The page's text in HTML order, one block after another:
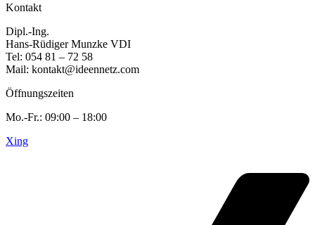
Kontakt
Dipl.-Ing.
Hans-Rüdiger Munzke VDI
Tel: 054 81 – 72 58
Mail: kontakt@ideennetz.com
Öffnungszeiten
Mo.-Fr.: 09:00 – 18:00
Xing